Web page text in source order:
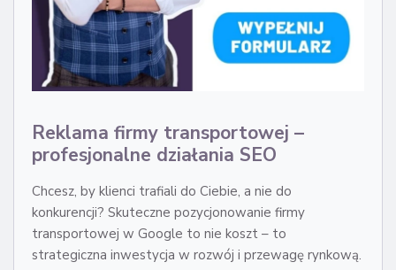
Reklama firmy transportowej –
profesjonalne działania SEO
Chcesz, by klienci trafiali do Ciebie, a nie do
konkurencji? Skuteczne pozycjonowanie firmy
transportowej w Google to nie koszt – to
strategiczna inwestycja w rozwój i przewagę rynkową.